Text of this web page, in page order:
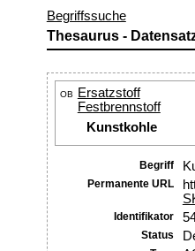
Begriffssuche
Thesaurus -
OB
Ersatzstoff
Festbrennstoff
Kunstkohle
Begriff
Permanente URL
Identifikator
Status